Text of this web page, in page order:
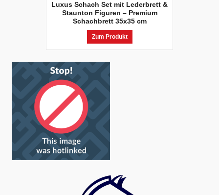
Luxus Schach Set mit Lederbrett &
Staunton Figuren – Premium
Schachbrett 35x35 cm
Zum Produkt